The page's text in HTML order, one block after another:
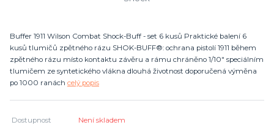
Buffer 1911 Wilson Combat Shock-Buff - set 6 kusů Praktické balení 6
kusů tlumičů zpětného rázu SHOK-BUFF®: ochrana pistolí 1911 během
zpětného rázu místo kontaktu závěru a rámu chráněno 1/10" speciálním
tlumičem ze syntetického vlákna dlouhá životnost doporučená výměna
po 1000 ranách celý popis
Dostupnost Není skladem